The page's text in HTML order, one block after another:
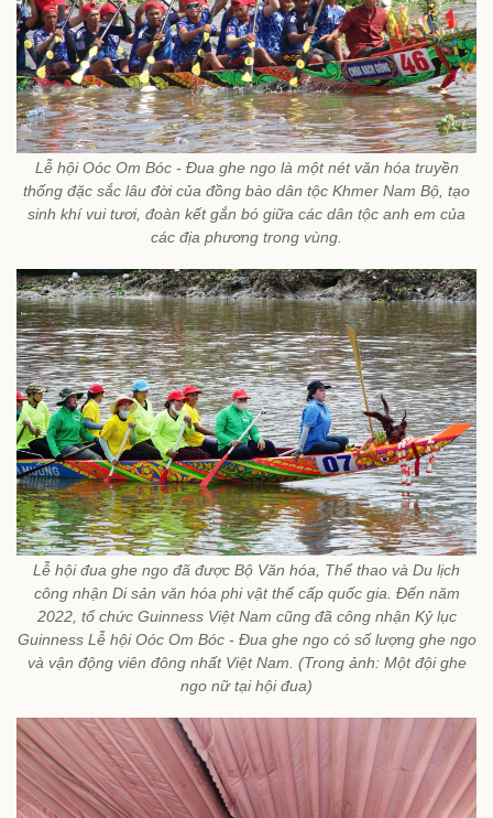
Lễ hội Oóc Om Bóc - Đua ghe ngo là một nét văn hóa truyền
thống đặc sắc lâu đời của đồng bào dân tộc Khmer Nam Bộ, tạo
sinh khí vui tươi, đoàn kết gắn bó giữa các dân tộc anh em của
các địa phương trong vùng.
Lễ hội đua ghe ngo đã được Bộ Văn hóa, Thể thao và Du lịch
công nhận Di sản văn hóa phi vật thể cấp quốc gia. Đến năm
2022, tổ chức Guinness Việt Nam cũng đã công nhận Kỷ lục
Guinness Lễ hội Oóc Om Bóc - Đua ghe ngo có số lượng ghe ngo
và vận động viên đông nhất Việt Nam. (Trong ảnh: Một đội ghe
ngo nữ tại hội đua)